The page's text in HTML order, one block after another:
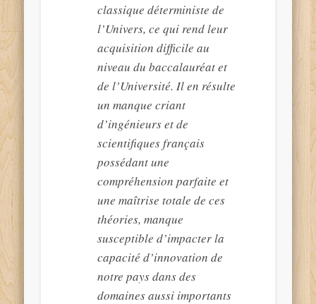
classique déterministe de
l’Univers, ce qui rend leur
acquisition difficile au
niveau du baccalauréat et
de l’Université. Il en résulte
un manque criant
d’ingénieurs et de
scientifiques français
possédant une
compréhension parfaite et
une maîtrise totale de ces
théories, manque
susceptible d’impacter la
capacité d’innovation de
notre pays dans des
domaines aussi importants